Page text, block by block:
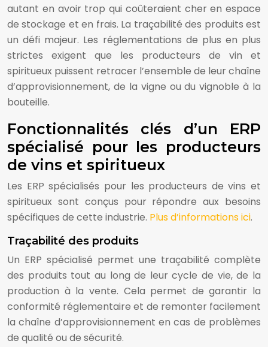
autant en avoir trop qui coûteraient cher en espace
de stockage et en frais. La traçabilité des produits est
un défi majeur. Les réglementations de plus en plus
strictes exigent que les producteurs de vin et
spiritueux puissent retracer l’ensemble de leur chaîne
d’approvisionnement, de la vigne ou du vignoble à la
bouteille.
Fonctionnalités clés d’un ERP
spécialisé pour les producteurs
de vins et spiritueux
Les ERP spécialisés pour les producteurs de vins et
spiritueux sont conçus pour répondre aux besoins
spécifiques de cette industrie. Plus d’informations ici.
Traçabilité des produits
Un ERP spécialisé permet une traçabilité complète
des produits tout au long de leur cycle de vie, de la
production à la vente. Cela permet de garantir la
conformité réglementaire et de remonter facilement
la chaîne d’approvisionnement en cas de problèmes
de qualité ou de sécurité.